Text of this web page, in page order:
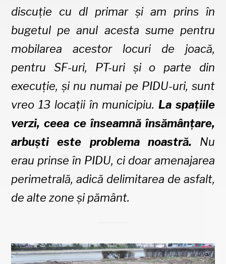
discuție cu dl primar și am prins în
bugetul pe anul acesta sume pentru
mobilarea acestor locuri de joacă,
pentru SF-uri, PT-uri și o parte din
execuție, și nu numai pe PIDU-uri, sunt
vreo 13 locații în municipiu. La spațiile
verzi, ceea ce înseamnă însămânțare,
arbuști este problema noastră. Nu
erau prinse în PIDU, ci doar amenajarea
perimetrală, adică delimitarea de asfalt,
de alte zone și pământ.